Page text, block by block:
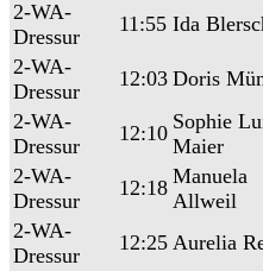
2-WA-
Dressur
11:55 Ida
2-WA-
Dressur
12:03 Doris
2-WA-
Dressur
12:10 Sophie
Maier
2-WA-
Dressur
12:18 Manuela
Allweil
2-WA-
Dressur
12:25 Aurelia